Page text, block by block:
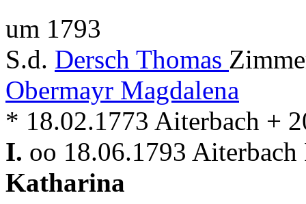
um 1793
S.d. Dersch Thomas
Obermayr Magdalena
* 18.02.1773 Aiterbach +
I. oo 18.06.1793
Katharina